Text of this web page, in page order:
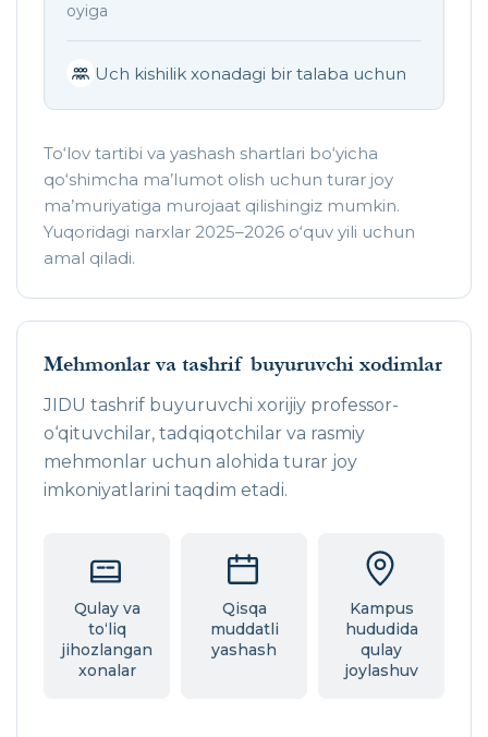
oyiga
Uch kishilik xonadagi bir talaba uchun
To‘lov tartibi va yashash shartlari bo‘yicha
qo‘shimcha ma’lumot olish uchun turar joy
ma’muriyatiga murojaat qilishingiz mumkin.
Yuqoridagi narxlar 2025–2026 o‘quv yili uchun
amal qiladi.
Mehmonlar va tashrif buyuruvchi xodimlar
JIDU tashrif buyuruvchi xorijiy professor-
o‘qituvchilar, tadqiqotchilar va rasmiy
mehmonlar uchun alohida turar joy
imkoniyatlarini taqdim etadi.
Qulay va
to‘liq
jihozlangan
xonalar
Qisqa
muddatli
yashash
Kampus
hududida
qulay
joylashuv